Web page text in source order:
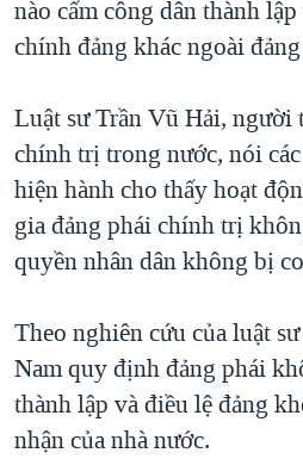
GIÁO DỤC
CHI PHÍ CHIẾN TRANH
THƯỢNG ĐỈNH TRUMP-KIM
TRỊNH VĨNH BÌNH VS. CHÍNH
NGƯ DÂN VIỆT VÀ LÀN SÓNG
BÊN KIA QUỐC LỘ: TIẾNG
nào cấm công dân thành
chính đảng khác ngoài
Luật sư Trần Vũ Hải, người
chính trị trong nước, nói
hiện hành cho thấy hoạt
gia đảng phái chính trị
quyền nhân dân không bị
Theo nghiên cứu của luật
Nam quy định đảng phái
thành lập và điều lệ đảng
nhận của nhà nước.